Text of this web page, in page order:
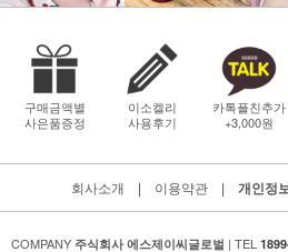
구매금액별
사은품증정
이소켈리
사용후기
카톡플친추가
+3,000원
회사소개 | 이용약관| 개인정
COMPANY 주식회사 에스제이씨글로벌 | TEL